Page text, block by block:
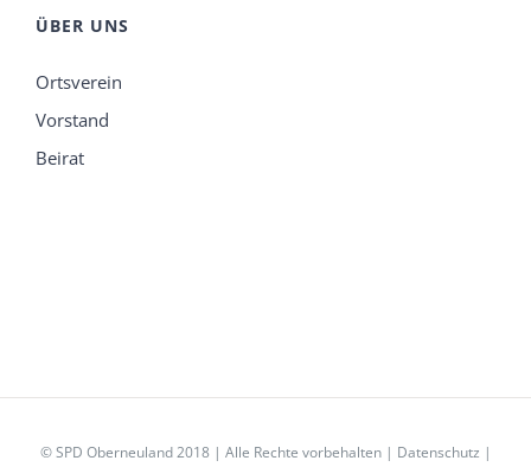
ÜBER UNS
Ortsverein
Vorstand
Beirat
© SPD Oberneuland 2018 | Alle Rechte vorbehalten | Datenschutz |